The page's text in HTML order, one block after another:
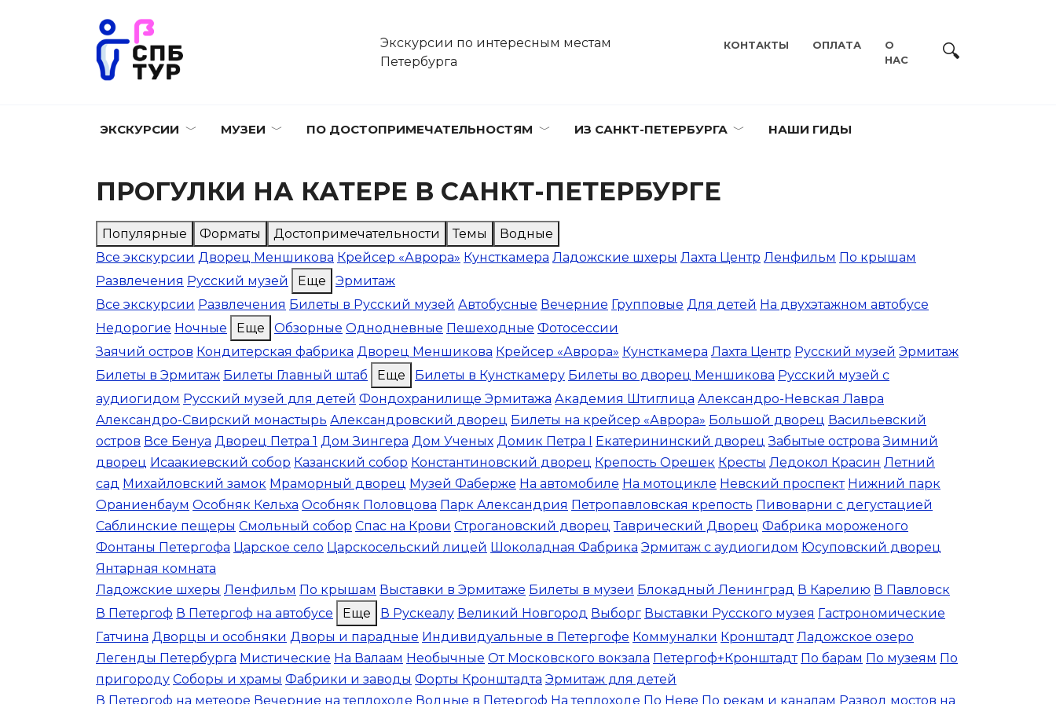
Экскурсии по интересным местам
Петербурга
КОНТАКТЫ ОПЛАТА
О
НАС
ЭКСКУРСИИ МУЗЕИ ПО ДОСТОПРИМЕЧАТЕЛЬНОСТЯМ ИЗ САНКТ-ПЕТЕРБУРГА НАШИ ГИДЫ
ПРОГУЛКИ НА КАТЕРЕ В САНКТ-ПЕТЕРБУРГЕ
Популярные Форматы Достопримечательности Темы
Водные
Все экскурсии Дворец Меншикова Крейсер «Аврора» Кунсткамера Ладожские шхеры Лахта Центр Ленфильм По крышам
Развлечения Русский музей Еще
Эрмитаж
Все экскурсии Развлечения Билеты в Русский музей Автобусные Вечерние Групповые Для детей На двухэтажном автобусе
Недорогие Ночные Еще Обзорные Однодневные Пешеходные Фотосессии
Заячий остров Кондитерская фабрика Дворец Меншикова Крейсер «Аврора» Кунсткамера Лахта Центр Русский музей Эрмитаж
Билеты в Эрмитаж Билеты Главный штаб Еще Билеты в Кунсткамеру Билеты во дворец Меншикова Русский музей с
аудиогидом Русский музей для детей Фондохранилище Эрмитажа Академия Штиглица Александро-Невская Лавра
Александро-Свирский монастырь Александровский дворец Билеты на крейсер «Аврора» Большой дворец Васильевский
остров Все Бенуа Дворец Петра 1 Дом Зингера Дом Ученых Домик Петра I Екатерининский дворец Забытые острова Зимний
дворец Исаакиевский собор Казанский собор Константиновский дворец Крепость Орешек Кресты Ледокол Красин Летний
сад Михайловский замок Мраморный дворец Музей Фаберже На автомобиле На мотоцикле Невский проспект Нижний парк
Ораниенбаум Особняк Кельха Особняк Половцова Парк Александрия Петропавловская крепость Пивоварни с дегустацией
Саблинские пещеры Смольный собор Спас на Крови Строгановский дворец Таврический Дворец Фабрика мороженого
Фонтаны Петергофа Царское село Царскосельский лицей Шоколадная Фабрика Эрмитаж с аудиогидом Юсуповский дворец
Янтарная комната
Ладожские шхеры Ленфильм По крышам Выставки в Эрмитаже Билеты в музеи Блокадный Ленинград В Карелию В Павловск
В Петергоф В Петергоф на автобусе Еще В Рускеалу Великий Новгород Выборг Выставки Русского музея Гастрономические
Гатчина Дворцы и особняки Дворы и парадные Индивидуальные в Петергофе Коммуналки Кронштадт Ладожское озеро
Легенды Петербурга Мистические На Валаам Необычные От Московского вокзала Петергоф+Кронштадт По барам По музеям По
пригороду Соборы и храмы Фабрики и заводы Форты Кронштадта Эрмитаж для детей
В Петергоф на метеоре Вечерние на теплоходе Водные в Петергоф На теплоходе По Неве По рекам и каналам Развод мостов на